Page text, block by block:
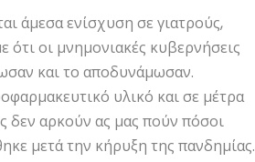
άμεσα ενίσχυση σε γιατρούς,
ότι οι μνημονιακές κυβερνήσεις
και το αποδυνάμωσαν.
υλικό και σε μέτρα
δεν αρκούν ας μας πούν πόσοι
μετά την κήρυξη της πανδημίας.